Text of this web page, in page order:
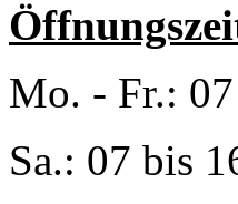
Mo. - Fr.:
Sa.: 07 bis